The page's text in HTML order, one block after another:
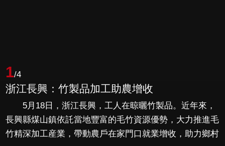
1/4
浙江長興：竹製品加工助農增收
5月18日，浙江長興，工人在晾曬竹製品。近年來，
長興縣煤山鎮依託當地豐富的毛竹資源優勢，大力推進毛
竹精深加工産業，帶動農戶在家門口就業增收，助力鄉村